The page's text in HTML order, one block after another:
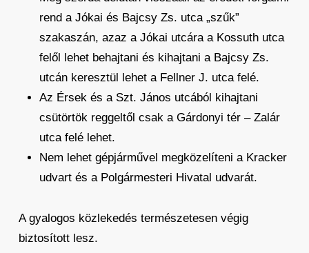
rend a Jókai és Bajcsy Zs. utca „szűk”
szakaszán, azaz a Jókai utcára a Kossuth utca
felől lehet behajtani és kihajtani a Bajcsy Zs.
utcán keresztül lehet a Fellner J. utca felé.
Az Érsek és a Szt. János utcából kihajtani
csütörtök reggeltől csak a Gárdonyi tér – Zalár
utca felé lehet.
Nem lehet gépjárművel megközelíteni a Kracker
udvart és a Polgármesteri Hivatal udvarát.
A gyalogos közlekedés természetesen végig
biztosított lesz.